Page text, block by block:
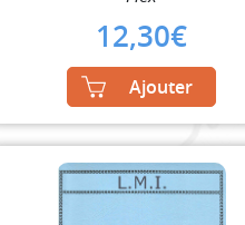
12,30€
Ajouter